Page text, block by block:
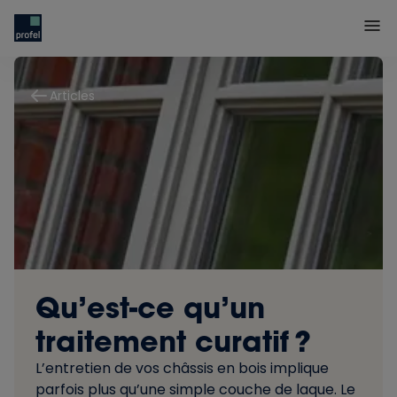
Articles
Qu’est-ce qu’un
traitement curatif ?
L’entretien de vos châssis en bois implique
parfois plus qu’une simple couche de laque. Le